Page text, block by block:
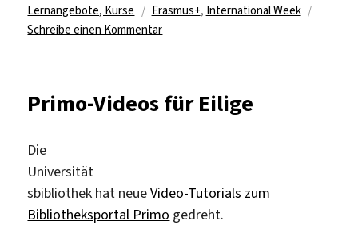
am
Lernangebote, Kurse
Schlagwörter
Erasmus+, International Week
Schreibe einen Kommentarzu
“
dem
Ausland
Primo-Videos für Eilige
Die
Universität
sbibliothek hat neueVideo-Tutorials zum
Bibliotheksportal Primo gedreht.